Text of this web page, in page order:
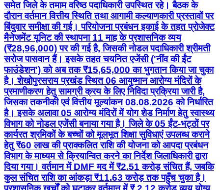
समेत जिले के तमाम वरिष्ठ पदाधिकारी उपस्थित रहे। बैठक के
दौरान वर्तमान वित्तीय स्थिति तथा आगामी कल्याणकारी प्रस्तावों पर
बिंदुवार समीक्षा की गई। परियोजना प्रबंधन इकाई के तहत प्रोजेक्ट
मैनेजमेंट यूनिट की स्थापना 11 माह के प्रशासनिक व्यय
(₹28,96,000) पर की गई है, जिसकी नोडल पदाधिकारी श्रीमती
सरोज पासवान हैं। इसके तहत चयनित एजेंसी ('नींव की ईंट
फाउंडेशन') को अब तक ₹15,65,000 का भुगतान किया जा चुका
है। शेखोपुरसराय प्रखंड स्थित 06 आयुष्मान आरोग्य मंदिरों के
प्रमाणीकरण हेतु सामग्री क्रय के लिए निविदा प्रक्रिया जारी है,
जिसका तकनीकी एवं वित्तीय मूल्यांकन 08.08.2026 को निर्धारित
है। इसके अलावा 05 आरोग्य मंदिरों में योग शेड निर्माण हेतु स्वास्थ्य
विभाग को नोडल एजेंसी बनाया गया है। जिले के 05 ईंट-भट्ठों पर
कार्यरत श्रमिकों के बच्चों को मूलभूत शिक्षा सुविधाएं उपलब्ध कराने
हेतु ₹60 लाख की प्राक्कलित राशि की योजना को आपदा प्रबंधन
विभाग के माध्यम से क्रियान्वित करने का निर्देश जिलाधिकारी द्वारा
दिया गया। वर्तमान में DMF मद में ₹2.51 करोड़ संचित हैं, जबकि
कुल संचित राशि का आंकड़ा ₹11.63 करोड़ तक पहुँच चुका है।